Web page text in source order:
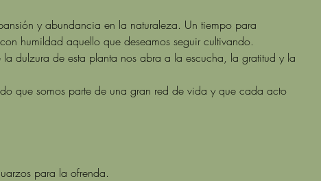
y abundancia en la naturaleza. Un tiempo para
humildad aquello que deseamos seguir cultivando.
dulzura de esta planta nos abra a la escucha, la gratitud y la
que somos parte de una gran red de vida y que cada acto
para la ofrenda.